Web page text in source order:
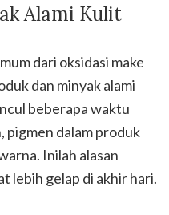
Alami Kulit
dari oksidasi make
dan minyak alami
beberapa waktu
pigmen dalam produk
Inilah alasan
lebih gelap di akhir hari.